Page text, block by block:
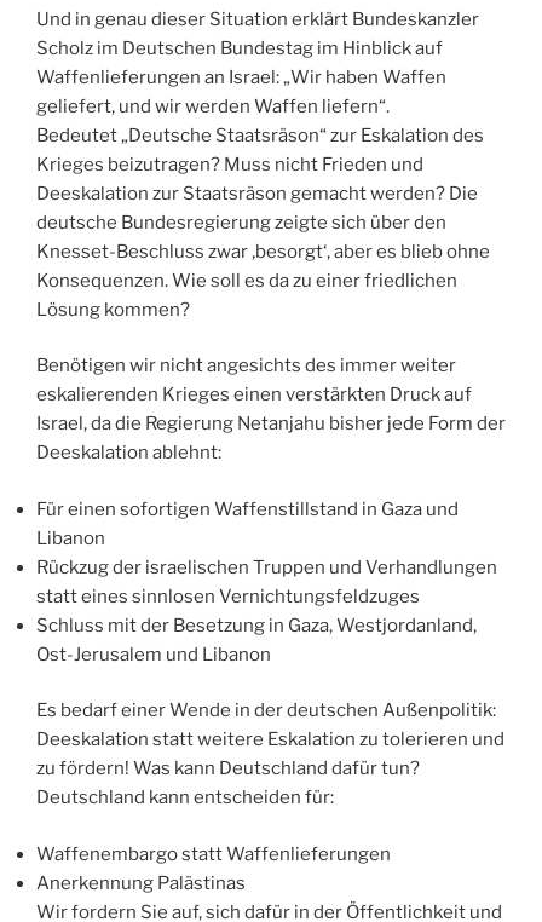
Und in genau dieser Situation erklärt Bundeskanzler
Scholz im Deutschen Bundestag im Hinblick auf
Waffenlieferungen an Israel: „Wir haben Waffen
geliefert, und wir werden Waffen liefern“.
Bedeutet „Deutsche Staatsräson“ zur Eskalation des
Krieges beizutragen? Muss nicht Frieden und
Deeskalation zur Staatsräson gemacht werden? Die
deutsche Bundesregierung zeigte sich über den
Knesset-Beschluss zwar ‚besorgt‘, aber es blieb ohne
Konsequenzen. Wie soll es da zu einer friedlichen
Lösung kommen?
Benötigen wir nicht angesichts des immer weiter
eskalierenden Krieges einen verstärkten Druck auf
Israel, da die Regierung Netanjahu bisher jede Form der
Deeskalation ablehnt:
Für einen sofortigen Waffenstillstand in Gaza und
Libanon
Rückzug der israelischen Truppen und Verhandlungen
statt eines sinnlosen Vernichtungsfeldzuges
Schluss mit der Besetzung in Gaza, Westjordanland,
Ost-Jerusalem und Libanon
Es bedarf einer Wende in der deutschen Außenpolitik:
Deeskalation statt weitere Eskalation zu tolerieren und
zu fördern! Was kann Deutschland dafür tun?
Deutschland kann entscheiden für:
Waffenembargo statt Waffenlieferungen
Anerkennung Palästinas
Wir fordern Sie auf, sich dafür in der Öffentlichkeit und